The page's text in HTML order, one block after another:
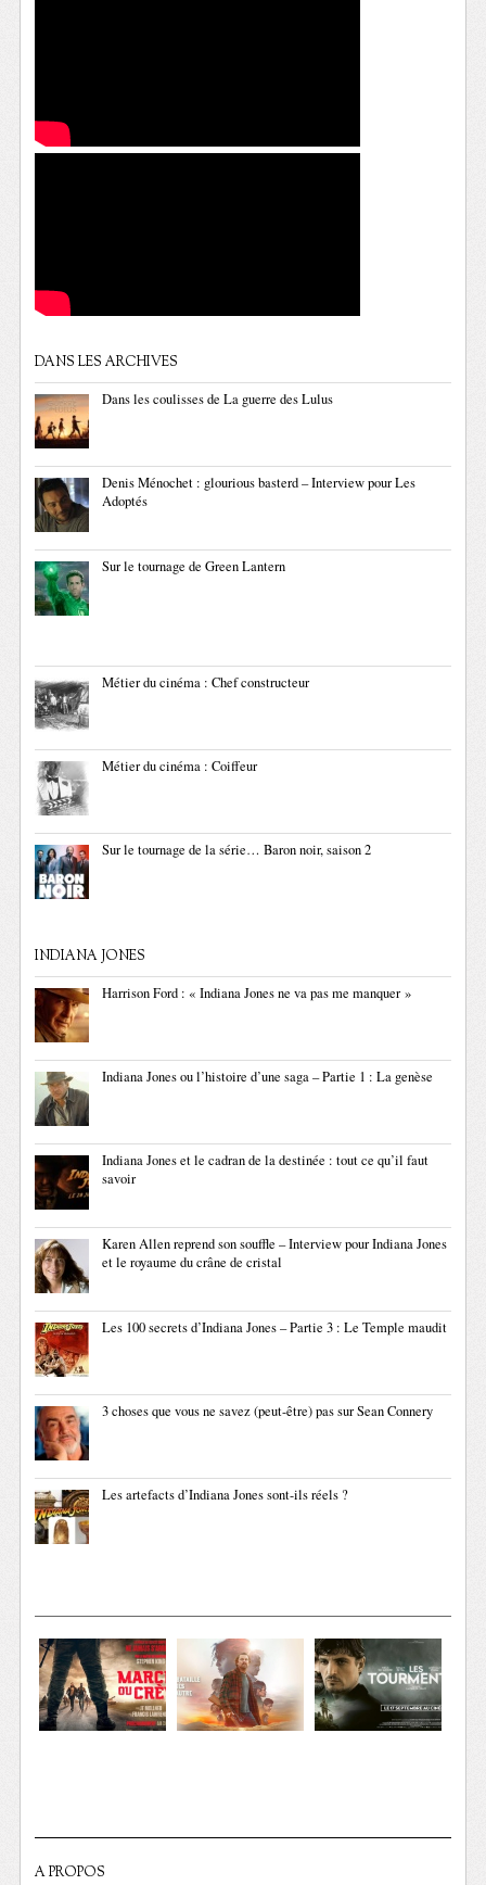
DANS LES ARCHIVES
Dans les coulisses de La guerre des Lulus
Denis Ménochet : glourious basterd – Interview pour Les
Adoptés
Sur le tournage de Green Lantern
Métier du cinéma : Chef constructeur
Métier du cinéma : Coiffeur
Sur le tournage de la série… Baron noir, saison 2
INDIANA JONES
Harrison Ford : « Indiana Jones ne va pas me manquer »
Indiana Jones ou l’histoire d’une saga – Partie 1 : La genèse
Indiana Jones et le cadran de la destinée : tout ce qu’il faut
savoir
Karen Allen reprend son souffle – Interview pour Indiana Jones
et le royaume du crâne de cristal
Les 100 secrets d’Indiana Jones – Partie 3 : Le Temple maudit
3 choses que vous ne savez (peut-être) pas sur Sean Connery
Les artefacts d’Indiana Jones sont-ils réels ?
A PROPOS